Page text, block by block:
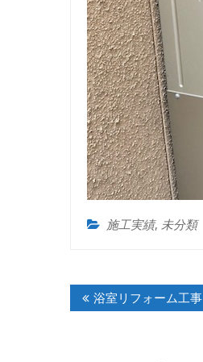
施工実績, 未分類
投
稿 浴室リフォーム工事